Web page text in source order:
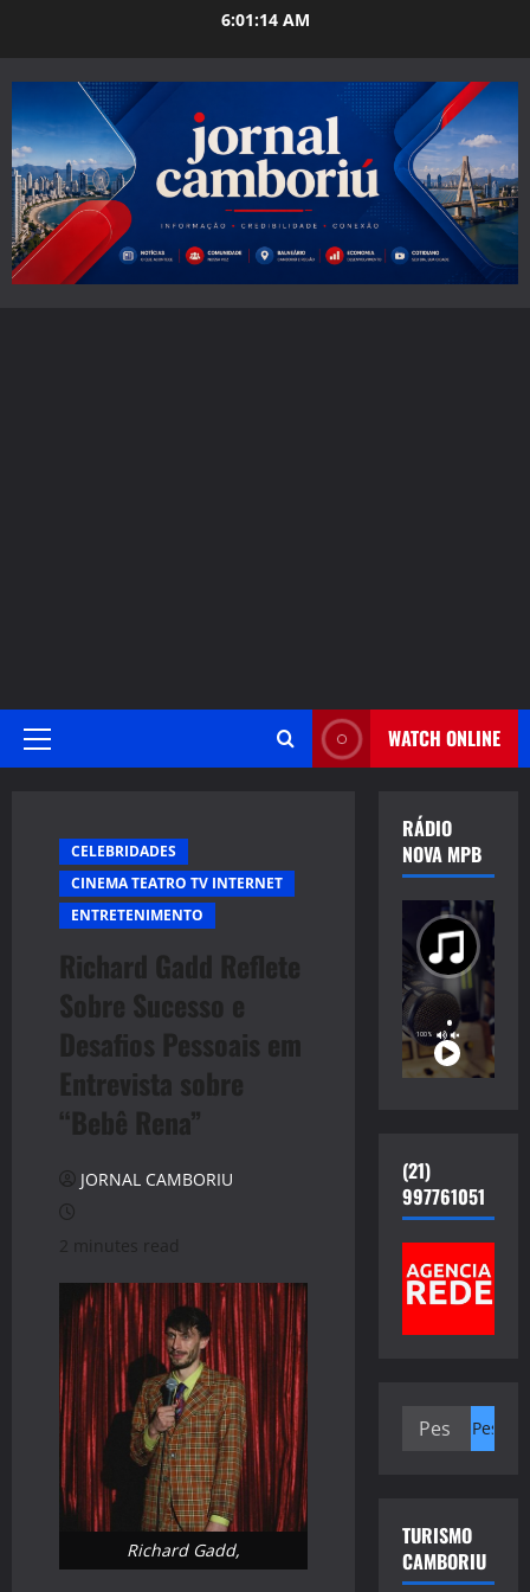
6:01:15 AM
Primary
WATCH ONLINE
CELEBRIDADES
CINEMA TEATRO TV INTERNET
ENTRETENIMENTO
Richard Gadd Reflete
Sobre Sucesso e
Desafios Pessoais em
Entrevista sobre
“Bebê Rena”
JORNAL CAMBORIU
2 minutes read
Richard Gadd,
RÁDIO
NOVA MPB
(21)
997761051
Pesquisar
TURISMO
CAMBORIU